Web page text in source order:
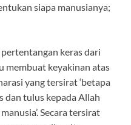
siapa manusianya;
keras dari
membuat keyakinan atas
yang tersirat ‘betapa
dan tulus kepada Allah
Secara tersirat